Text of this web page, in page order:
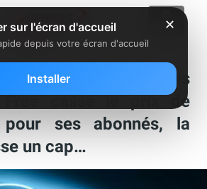
chez Free et dans les
casse le prix de
pour ses abonnés, la
un cap…
✕
sur l'écran d'accueil
depuis votre écran d'accueil
Installer